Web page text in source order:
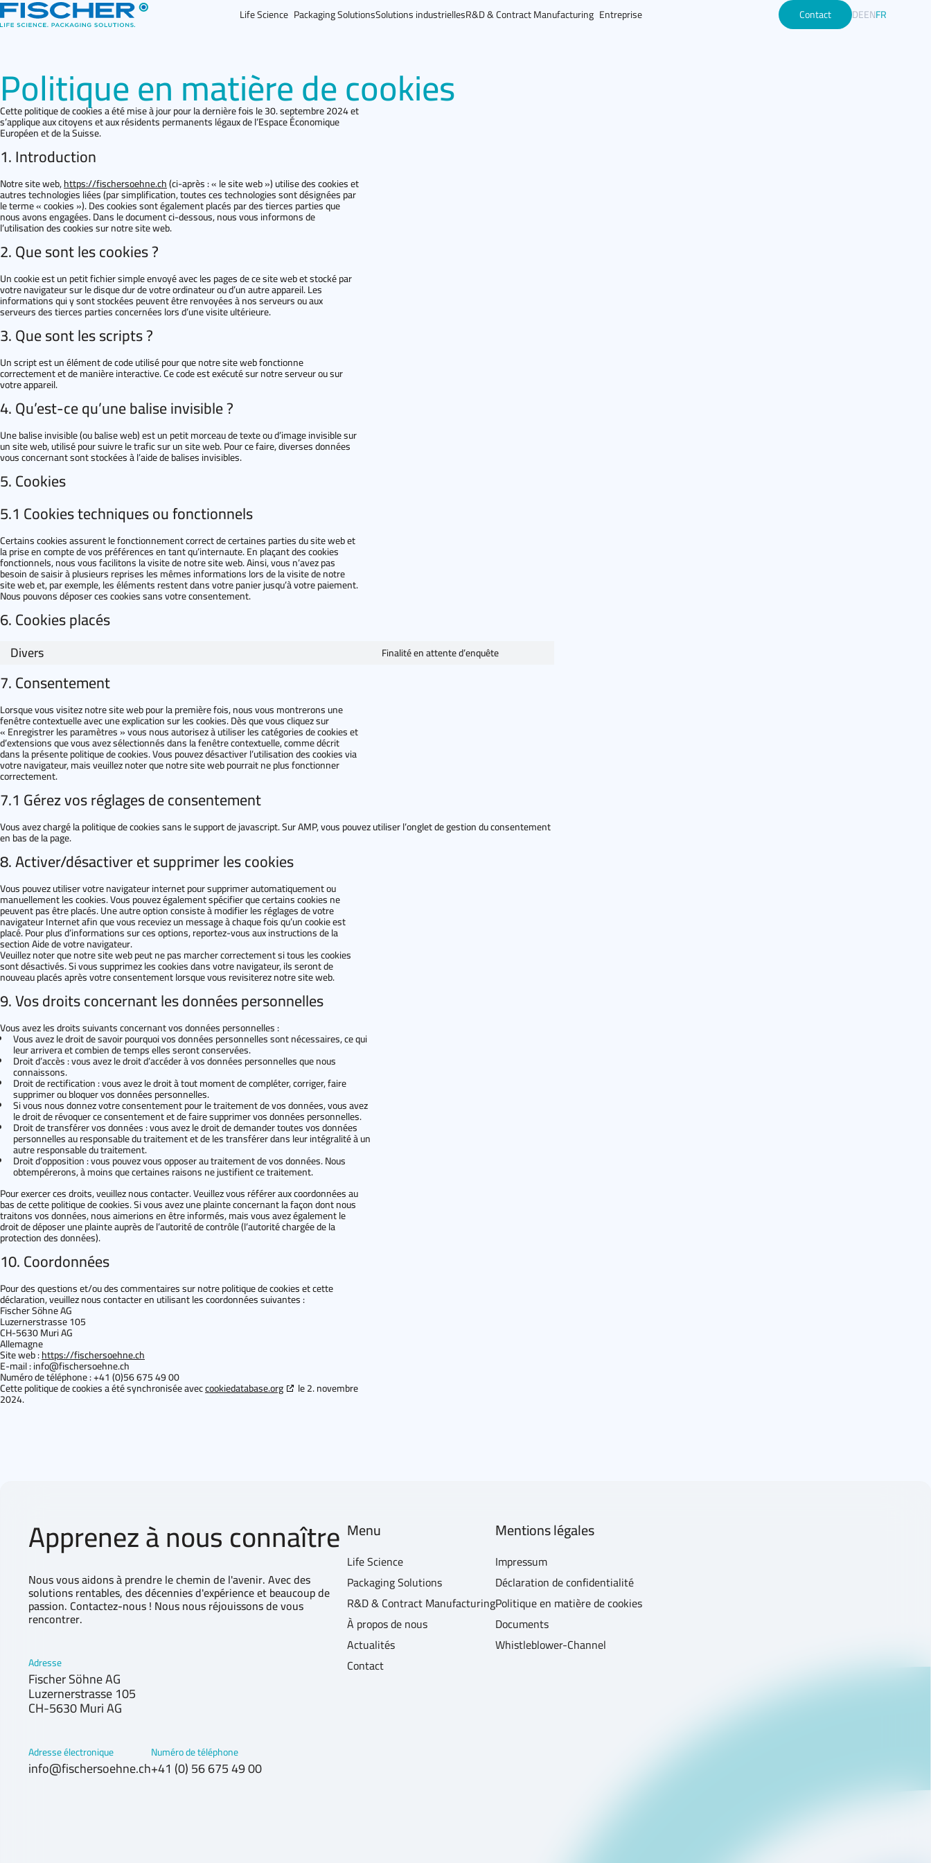
Aller
directement Life Science Packaging SolutionsSolutions industriellesR&D & Contract Manufacturing Entreprise Contact DEENFR
Politique en matière de cookies
Cette politique de cookies a été mise à jour pour la dernière fois le 30. septembre 2024 et
s’applique aux citoyens et aux résidents permanents légaux de l’Espace Économique
Européen et de la Suisse.
1. Introduction
Notre site web,https://fischersoehne.ch(ci-après : « le site web ») utilise des cookies et
autres technologies liées (par simplification, toutes ces technologies sont désignées par
le terme « cookies »). Des cookies sont également placés par des tierces parties que
nous avons engagées. Dans le document ci-dessous, nous vous informons de
l’utilisation des cookies sur notre site web.
2. Que sont les cookies ?
Un cookie est un petit fichier simple envoyé avec les pages de ce site web et stocké par
votre navigateur sur le disque dur de votre ordinateur ou d’un autre appareil. Les
informations qui y sont stockées peuvent être renvoyées à nos serveurs ou aux
serveurs des tierces parties concernées lors d’une visite ultérieure.
3. Que sont les scripts ?
Un script est un élément de code utilisé pour que notre site web fonctionne
correctement et de manière interactive. Ce code est exécuté sur notre serveur ou sur
votre appareil.
4. Qu’est-ce qu’une balise invisible ?
Une balise invisible (ou balise web) est un petit morceau de texte ou d’image invisible sur
un site web, utilisé pour suivre le trafic sur un site web. Pour ce faire, diverses données
vous concernant sont stockées à l’aide de balises invisibles.
5. Cookies
5.1 Cookies techniques ou fonctionnels
Certains cookies assurent le fonctionnement correct de certaines parties du site web et
la prise en compte de vos préférences en tant qu’internaute. En plaçant des cookies
fonctionnels, nous vous facilitons la visite de notre site web. Ainsi, vous n’avez pas
besoin de saisir à plusieurs reprises les mêmes informations lors de la visite de notre
site web et, par exemple, les éléments restent dans votre panier jusqu’à votre paiement.
Nous pouvons déposer ces cookies sans votre consentement.
6. Cookies placés
Divers Finalité en attente d’enquête
7. Consentement
Lorsque vous visitez notre site web pour la première fois, nous vous montrerons une
fenêtre contextuelle avec une explication sur les cookies. Dès que vous cliquez sur
« Enregistrer les paramètres » vous nous autorisez à utiliser les catégories de cookies et
d’extensions que vous avez sélectionnés dans la fenêtre contextuelle, comme décrit
dans la présente politique de cookies. Vous pouvez désactiver l’utilisation des cookies via
votre navigateur, mais veuillez noter que notre site web pourrait ne plus fonctionner
correctement.
7.1 Gérez vos réglages de consentement
Vous avez chargé la politique de cookies sans le support de javascript. Sur AMP, vous pouvez utiliser l’onglet de gestion du consentement
en bas de la page.
8. Activer/désactiver et supprimer les cookies
Vous pouvez utiliser votre navigateur internet pour supprimer automatiquement ou
manuellement les cookies. Vous pouvez également spécifier que certains cookies ne
peuvent pas être placés. Une autre option consiste à modifier les réglages de votre
navigateur Internet afin que vous receviez un message à chaque fois qu’un cookie est
placé. Pour plus d’informations sur ces options, reportez-vous aux instructions de la
section Aide de votre navigateur.
Veuillez noter que notre site web peut ne pas marcher correctement si tous les cookies
sont désactivés. Si vous supprimez les cookies dans votre navigateur, ils seront de
nouveau placés après votre consentement lorsque vous revisiterez notre site web.
9. Vos droits concernant les données personnelles
Vous avez les droits suivants concernant vos données personnelles :
Vous avez le droit de savoir pourquoi vos données personnelles sont nécessaires, ce qui
leur arrivera et combien de temps elles seront conservées.
Droit d’accès : vous avez le droit d’accéder à vos données personnelles que nous
connaissons.
Droit de rectification : vous avez le droit à tout moment de compléter, corriger, faire
supprimer ou bloquer vos données personnelles.
Si vous nous donnez votre consentement pour le traitement de vos données, vous avez
le droit de révoquer ce consentement et de faire supprimer vos données personnelles.
Droit de transférer vos données : vous avez le droit de demander toutes vos données
personnelles au responsable du traitement et de les transférer dans leur intégralité à un
autre responsable du traitement.
Droit d’opposition : vous pouvez vous opposer au traitement de vos données. Nous
obtempérerons, à moins que certaines raisons ne justifient ce traitement.
Pour exercer ces droits, veuillez nous contacter. Veuillez vous référer aux coordonnées au
bas de cette politique de cookies. Si vous avez une plainte concernant la façon dont nous
traitons vos données, nous aimerions en être informés, mais vous avez également le
droit de déposer une plainte auprès de l’autorité de contrôle (l’autorité chargée de la
protection des données).
10. Coordonnées
Pour des questions et/ou des commentaires sur notre politique de cookies et cette
déclaration, veuillez nous contacter en utilisant les coordonnées suivantes :
Fischer Söhne AG
Luzernerstrasse 105
CH-5630 Muri AG
Allemagne
Site web :https://fischersoehne.ch
E-mail :info@fischersoehne.ch
Numéro de téléphone : +41 (0)56 675 49 00
Cette politique de cookies a été synchronisée aveccookiedatabase.org le 2. novembre
2024.
Apprenez à nous connaître
Nous vous aidons à prendre le chemin de l'avenir. Avec des
solutions rentables, des décennies d'expérience et beaucoup de
passion. Contactez-nous ! Nous nous réjouissons de vous
rencontrer.
Adresse
Fischer Söhne AG
Luzernerstrasse 105
CH-5630 Muri AG
Adresse électronique
info@fischersoehne.ch
Numéro de téléphone
+41 (0) 56 675 49 00
Menu
Life Science
Packaging Solutions
R&D & Contract Manufacturing
À propos de nous
Actualités
Contact
Mentions légales
Impressum
Déclaration de confidentialité
Politique en matière de cookies
Documents
Whistleblower-Channel